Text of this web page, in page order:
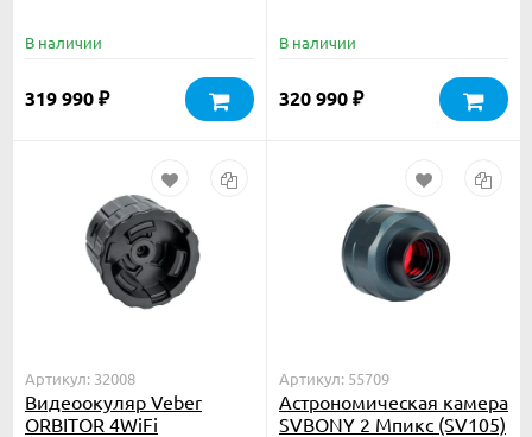
В наличии
319 990 ₽
В наличии
320 990 ₽
Артикул: 32008
Видеоокуляр Veber
ORBITOR 4WiFi
Артикул: 55709
Астрономическая камера
SVBONY 2 Мпикс (SV105)